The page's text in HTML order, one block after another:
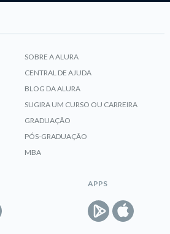
SOBRE A ALURA
CENTRAL DE AJUDA
BLOG DA ALURA
SUGIRA UM CURSO OU CARREIRA
GRADUAÇÃO
PÓS-GRADUAÇÃO
MBA
APPS